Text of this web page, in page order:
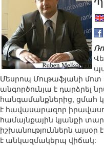
Մեսրոպ Մութաֆյանի մոտ
անգործունյա է
հանգամանքներից, ցմահ
է հավասարազոր
համայնքային կյանքի
իշխանություններն
է անկազմակերպ վիճակ: